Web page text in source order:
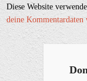
Diese Website
deine Kommentardaten